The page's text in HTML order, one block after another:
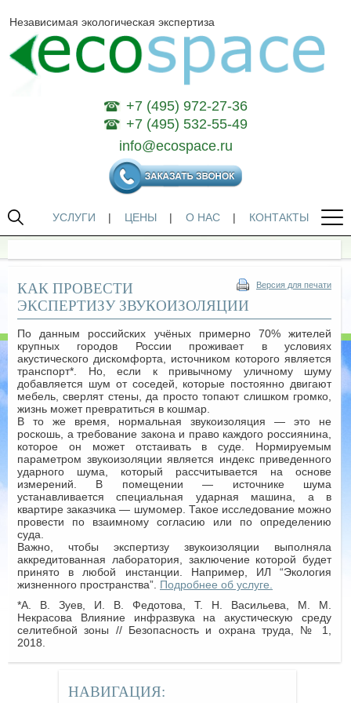
Независимая экологическая экспертиза
+7 (495) 972-27-36
+7 (495) 532-55-49
info@ecospace.ru
УСЛУГИ | ЦЕНЫ | О НАС | КОНТАКТЫ
Версия для печати
КАК ПРОВЕСТИ
ЭКСПЕРТИЗУ ЗВУКОИЗОЛЯЦИИ
По данным российских учёных примерно 70% жителей
крупных городов России проживает в условиях
акустического дискомфорта, источником которого является
транспорт*. Но, если к привычному уличному шуму
добавляется шум от соседей, которые постоянно двигают
мебель, сверлят стены, да просто топают слишком громко,
жизнь может превратиться в кошмар.
В то же время, нормальная звукоизоляция — это не
роскошь, а требование закона и право каждого россиянина,
которое он может отстаивать в суде. Нормируемым
параметром звукоизоляции является индекс приведенного
ударного шума, который рассчитывается на основе
измерений. В помещении — источнике шума
устанавливается специальная ударная машина, а в
квартире заказчика — шумомер. Такое исследование можно
провести по взаимному согласию или по определению
суда.
Важно, чтобы экспертизу звукоизоляции выполняла
аккредитованная лаборатория, заключение которой будет
принято в любой инстанции. Например, ИЛ “Экология
жизненного пространства”. Подробнее об услуге.
*А. В. Зуев, И. В. Федотова, Т. Н. Васильева, М. М.
Некрасова Влияние инфразвука на акустическую среду
селитебной зоны // Безопасность и охрана труда, № 1,
2018.
НАВИГАЦИЯ: